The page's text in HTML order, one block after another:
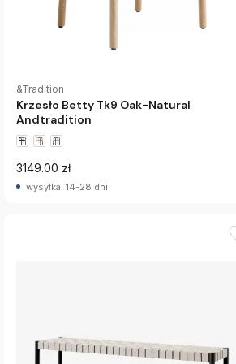
&Tradition
Krzesło Betty Tk9 Oak-Natural
Andtradition
3149.00 zł
wysyłka: 14-28 dni